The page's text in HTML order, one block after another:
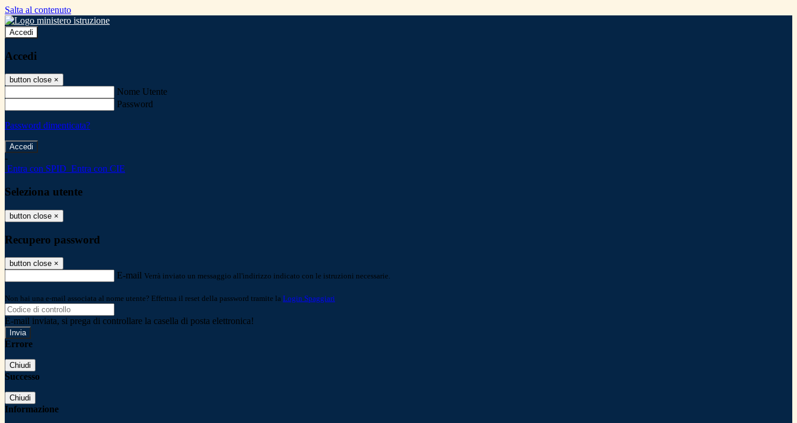
Salta al contenuto
Accedi
Accedi
button close ×
Nome Utente
Password
Password dimenticata?
-
Entra con SPID Entra con CIE
Seleziona utente
button close ×
Recupero password
button close ×
E-mail Verrà inviato un messaggio all'indirizzo indicato con le istruzioni necessarie.
Non hai una e-mail associata al nome utente? Effettua il reset della password tramite la Login Spaggiari
E-mail inviata, si prega di controllare la casella di posta elettronica!
Errore
Chiudi
Successo
Chiudi
Informazione